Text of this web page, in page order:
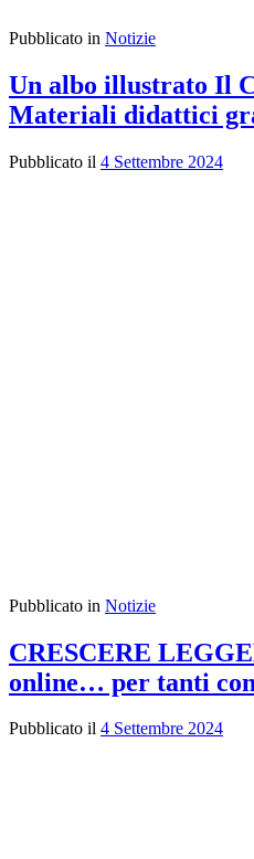
Pubblicato in Notizie
Un albo illustrato Il
Materiali didattici
Pubblicato il 4 Settembre 2024
Pubblicato in Notizie
CRESCERE
online… per tanti
Pubblicato il 4 Settembre 2024